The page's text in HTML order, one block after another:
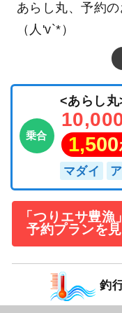
あらし丸、予約
（人'v`*）
乗合
<あらし
1,500
マダイ
「つりエサ豊漁
予約プランを
釣